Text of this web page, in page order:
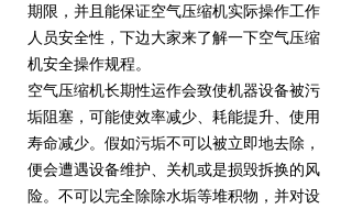
期限，并且能保证空气压缩机实际操作工作
人员安全性，下边大家来了解一下空气压缩
机安全操作规程。
空气压缩机长期性运作会致使机器设备被污
垢阻塞，可能使效率减少、耗能提升、使用
寿命减少。假如污垢不可以被立即地去除，
便会遭遇设备维护、关机或是损毁拆换的风
险。不可以完全除除水垢等堆积物，并对设